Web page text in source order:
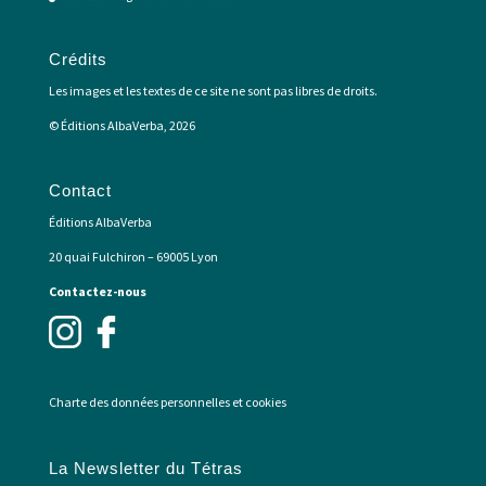
Crédits
Les images et les textes de ce site ne sont pas libres de droits.
© Éditions AlbaVerba, 2026
Contact
Éditions AlbaVerba
20 quai Fulchiron – 69005 Lyon
Contactez-nous
Charte des données personnelles et cookies
La Newsletter du Tétras